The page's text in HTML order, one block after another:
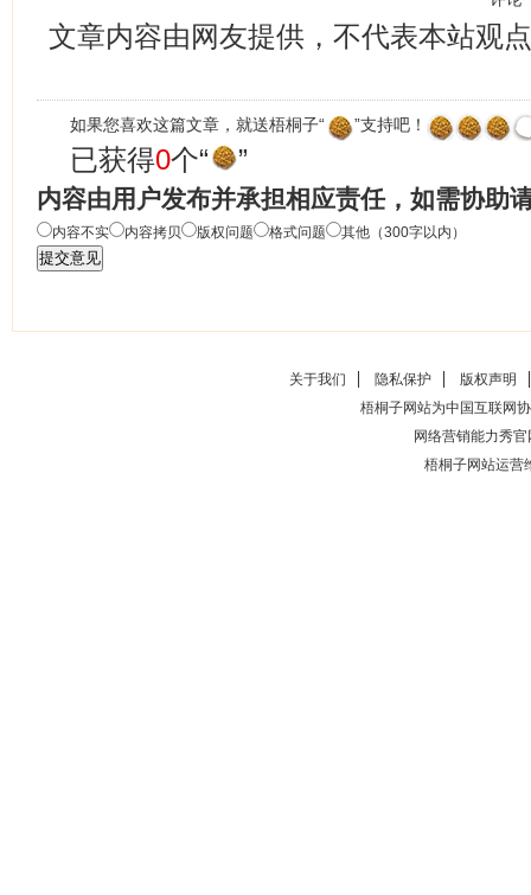
文章内容由网友提供，不代表本站观点
如果您喜欢这篇文章，就送梧桐子“ ”支持吧！
已获得0个“ ”
内容由用户发布并承担相应责任，如需协助
内容不实 内容拷贝 版权问题 格式问题 其他（300字以内）
关于我们 隐私保护
版权声明
梧桐子网站为中国互联网
网络营销能力秀官
梧桐子网站运营